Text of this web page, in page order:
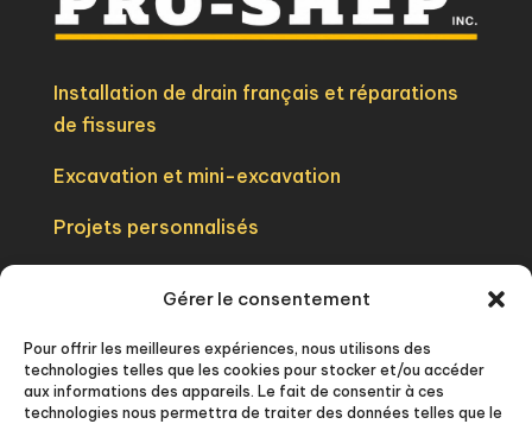
Gérer le consentement
Pour offrir les meilleures expériences, nous utilisons des
technologies telles que les cookies pour stocker et/ou accéder
aux informations des appareils. Le fait de consentir à ces
technologies nous permettra de traiter des données telles que le
Installation de drain français et réparations
de fissures
Excavation et mini-excavation
Projets personnalisés
438-403-2302
 info@excavationproshep.com
 Chambly, QC